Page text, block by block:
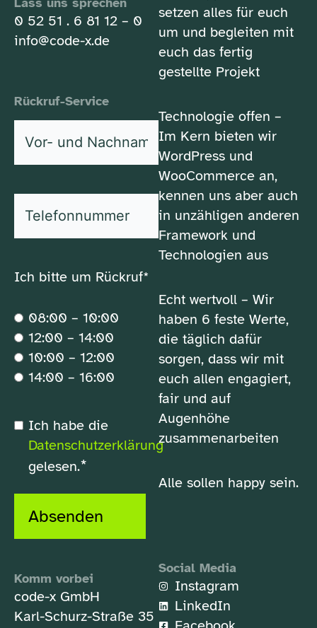
0 52 51 . 6 81 12 – 0
info@code-x.de
Rückruf-Service
und
Nachname*
Ich bitte um Rückruf*
08:00 – 10:00
12:00 – 14:00
10:00 – 12:00
14:00 – 16:00
Datenschutzerklärung
Ich habe die
Datenschutzerklärung
gelesen.*
Absenden
Komm vorbei
code-x GmbH
Karl-Schurz-Straße 35
setzen alles für euch
um und begleiten mit
euch das fertig
gestellte Projekt
Technologie offen –
Im Kern bieten wir
WordPress und
WooCommerce an,
kennen uns aber auch
in unzähligen anderen
Framework und
Technologien aus
Echt wertvoll – Wir
haben 6 feste Werte,
die täglich dafür
sorgen, dass wir mit
euch allen engagiert,
fair und auf
Augenhöhe
zusammenarbeiten
Alle sollen happy sein.
Social Media
Instagram
LinkedIn